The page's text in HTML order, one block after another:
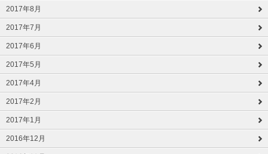
2017年8月
2017年7月
2017年6月
2017年5月
2017年4月
2017年2月
2017年1月
2016年12月